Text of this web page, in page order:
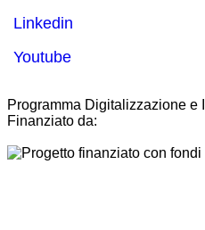
Linkedin
Youtube
Programma Digitalizzazione e
Finanziato da: